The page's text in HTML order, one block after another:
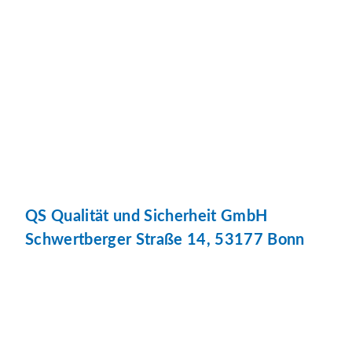
QS Qualität und Sicherheit GmbH
Schwertberger Straße 14, 53177 Bonn